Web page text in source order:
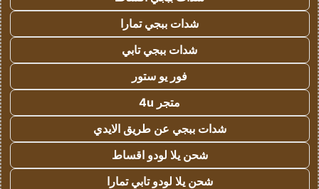
شدات ببجي تمارا
شدات ببجي تابي
فور يو ستور
متجر 4u
شدات ببجي عن طريق الايدي
شحن يلا لودو اقساط
شحن يلا لودو تابي تمارا